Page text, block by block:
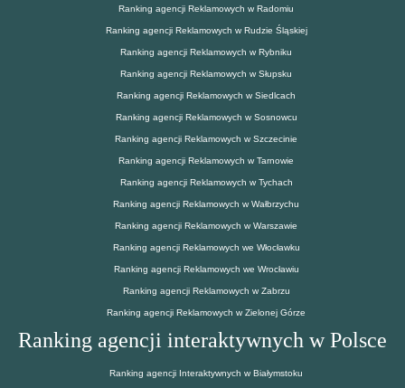
Ranking agencji Reklamowych w Radomiu
Ranking agencji Reklamowych w Rudzie Śląskiej
Ranking agencji Reklamowych w Rybniku
Ranking agencji Reklamowych w Słupsku
Ranking agencji Reklamowych w Siedlcach
Ranking agencji Reklamowych w Sosnowcu
Ranking agencji Reklamowych w Szczecinie
Ranking agencji Reklamowych w Tarnowie
Ranking agencji Reklamowych w Tychach
Ranking agencji Reklamowych w Wałbrzychu
Ranking agencji Reklamowych w Warszawie
Ranking agencji Reklamowych we Włocławku
Ranking agencji Reklamowych we Wrocławiu
Ranking agencji Reklamowych w Zabrzu
Ranking agencji Reklamowych w Zielonej Górze
Ranking agencji interaktywnych w Polsce
Ranking agencji Interaktywnych w Białymstoku